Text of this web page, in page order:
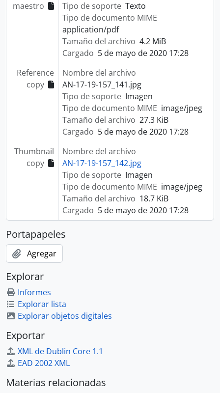
maestro
Tipo de soporte Texto
Tipo de documento MIME
application/pdf
Tamaño del archivo 4.2 MiB
Cargado 5 de mayo de 2020 17:28
Reference
copy
Nombre del archivo
AN-17-19-157_141.jpg
Tipo de soporte Imagen
Tipo de documento MIME image/jpeg
Tamaño del archivo 27.3 KiB
Cargado 5 de mayo de 2020 17:28
Thumbnail
copy
Nombre del archivo
AN-17-19-157_142.jpg
Tipo de soporte Imagen
Tipo de documento MIME image/jpeg
Tamaño del archivo 18.7 KiB
Cargado 5 de mayo de 2020 17:28
Portapapeles
Agregar
Explorar
Informes
Explorar lista
Explorar objetos digitales
Exportar
XML de Dublin Core 1.1
EAD 2002 XML
Materias relacionadas